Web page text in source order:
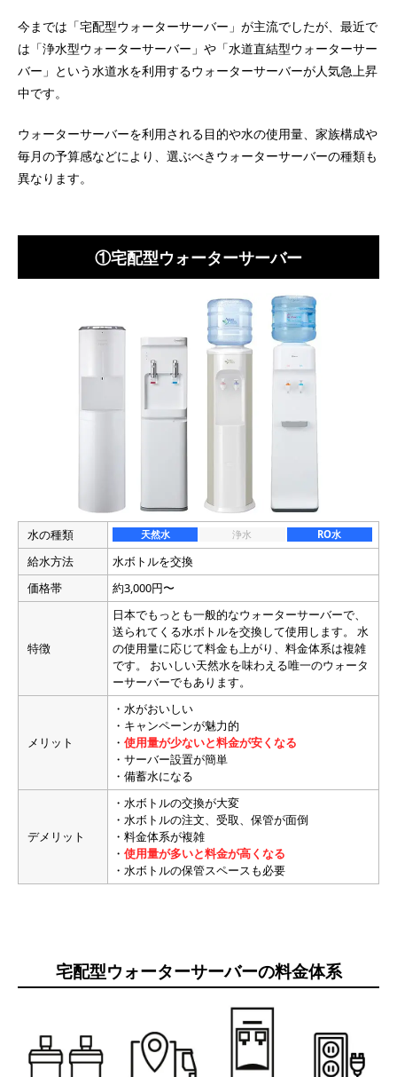
今までは「宅配型ウォーターサーバー」が主流でしたが、最近で
は「浄水型ウォーターサーバー」や「水道直結型ウォーターサー
バー」という水道水を利用するウォーターサーバーが人気急上昇
中です。
ウォーターサーバーを利用される目的や水の使用量、家族構成や
毎月の予算感などにより、選ぶべきウォーターサーバーの種類も
異なります。
①宅配型ウォーターサーバー
水の種類 天然水 浄水 RO水
給水方法
水ボトルを交換
価格帯
約3,000円〜
特徴
日本でもっとも一般的なウォーターサーバーで、
送られてくる水ボトルを交換して使用します。 水
の使用量に応じて料金も上がり、料金体系は複雑
です。 おいしい天然水を味わえる唯一のウォータ
ーサーバーでもあります。
メリット
・水がおいしい
・キャンペーンが魅力的
・ 使用量が少ないと料金が安くなる
・サーバー設置が簡単
・備蓄水になる
デメリット
・水ボトルの交換が大変
・水ボトルの注文、受取、保管が面倒
・料金体系が複雑
・ 使用量が多いと料金が高くなる
・水ボトルの保管スペースも必要
宅配型ウォーターサーバーの料金体系